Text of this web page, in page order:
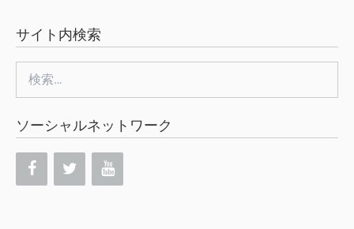
サイト内検索
索:
ソーシャルネットワーク